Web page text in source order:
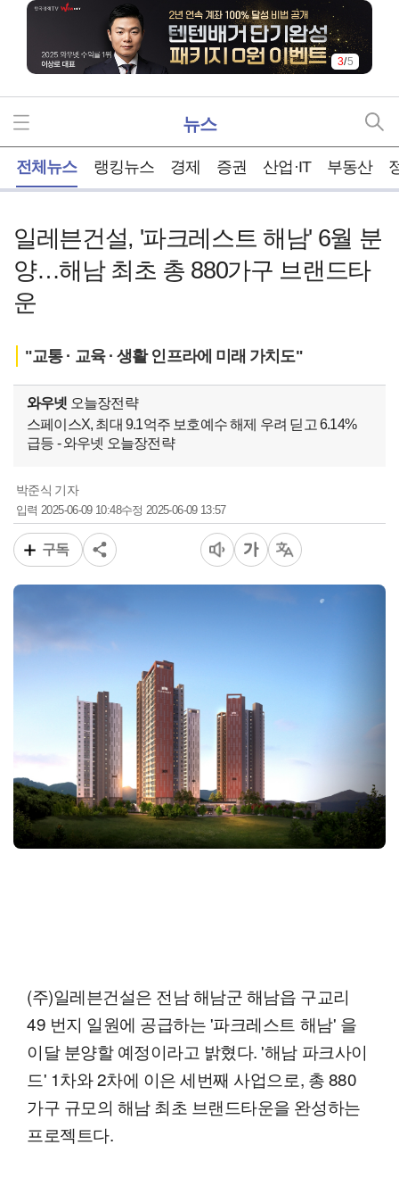
3/5
뉴스
전체뉴스 랭킹뉴스 경제 증권 산업·IT 부동산
일레븐건설, '파크레스트 해남' 6월 분
양…해남 최초 총 880가구 브랜드타
운
"교통 · 교육 · 생활 인프라에 미래 가치도"
와우넷 오늘장전략
스페이스X, 최대 9.1억주 보호예수 해제 우려 딛고 6.14%
급등 - 와우넷 오늘장전략
박준식 기자
입력2025-06-09 10:48수정 2025-06-09 13:57
구독
(주)일레븐건설은 전남 해남군 해남읍 구교리
49 번지 일원에 공급하는 '파크레스트 해남' 을
이달 분양할 예정이라고 밝혔다. '해남 파크사이
드' 1차와 2차에 이은 세번째 사업으로, 총 880
가구 규모의 해남 최초 브랜드타운을 완성하는
프로젝트다.